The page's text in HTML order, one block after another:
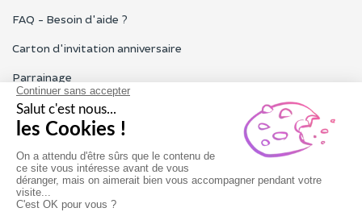
FAQ - Besoin d'aide ?
Carton d'invitation anniversaire
Parrainage
Tous les avis Funbooker
Particuliers, entreprises, professionnels
Notre service client est ouvert du lundi au vendredi de 9h à 18h